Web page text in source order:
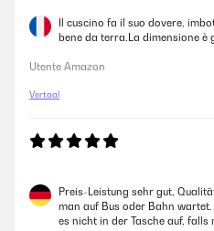
Il cuscino fa il suo dovere,
bene da terra.La dimensione è
Utente Amazon
Vertaal
Preis-Leistung sehr gut,
man auf Bus oder Bahn
es nicht in der Tasche auf,